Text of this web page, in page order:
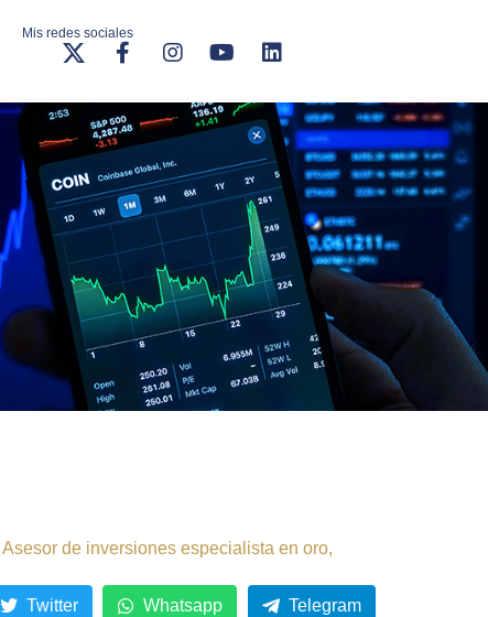
Mis redes sociales
de inversiones especialista en oro,
Twitter Whatsapp Telegram